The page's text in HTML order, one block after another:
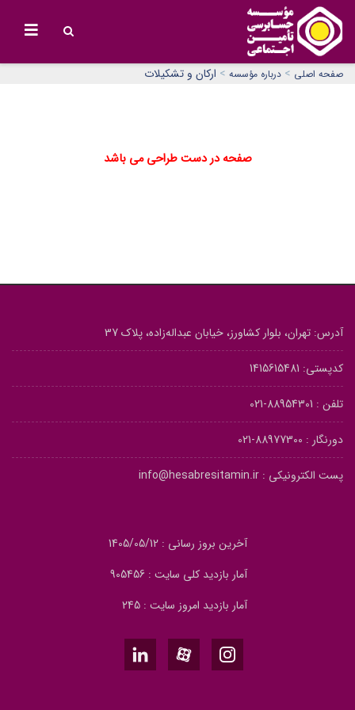
صفحه اصلی > درباره مؤسسه > ارکان و تشکیلات
صفحه در دست طراحي مي باشد
آدرس: تهران، بلوار کشاورز، خیابان عبداله‌زاده، پلاک 37
کدپستی: 1415615481
تلفن : 88954301-021
دورنگار : 88977300-021
پست الکترونیکی : info@hesabresitamin.ir
آخرین بروز رسانی : 1405/05/12
آمار بازدید کلی سایت : 905456
آمار بازدید امروز سایت : 245